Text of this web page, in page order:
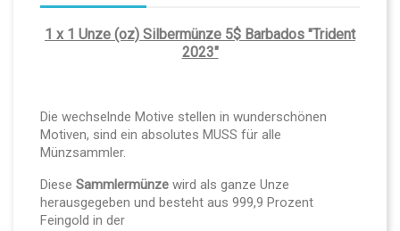
1 x 1 Unze (oz) Silbermünze 5$ Barbados "Trident
2023"
Die wechselnde Motive stellen in wunderschönen
Motiven, sind ein absolutes MUSS für alle
Münzsammler.
Diese Sammlermünze wird als ganze Unze
herausgegeben und besteht aus 999,9 Prozent
Feingold in der